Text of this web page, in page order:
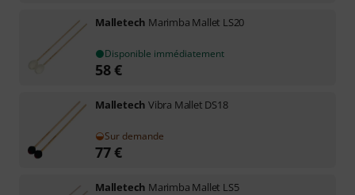
Malletech Marimba Mallet LS20
Disponible immédiatement
58€
Malletech Vibra Mallet DS18
Sur demande
77€
Malletech Marimba Mallet LS5